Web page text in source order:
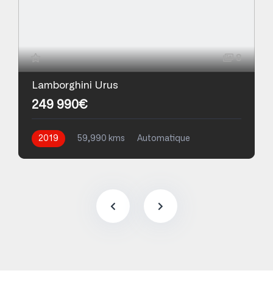
8
Lamborghini Urus
249 990€
2019 59,990 kms
Automatique